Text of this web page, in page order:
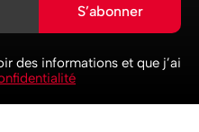
S’abonner
des informations et que j’ai